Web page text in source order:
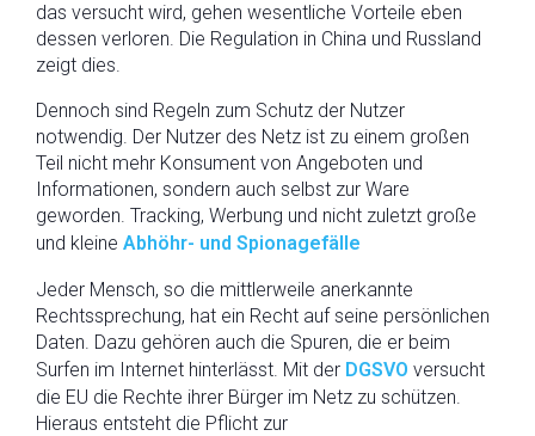
das versucht wird, gehen wesentliche Vorteile eben
dessen verloren. Die Regulation in China und Russland
zeigt dies.
Dennoch sind Regeln zum Schutz der Nutzer
notwendig. Der Nutzer des Netz ist zu einem großen
Teil nicht mehr Konsument von Angeboten und
Informationen, sondern auch selbst zur Ware
geworden. Tracking, Werbung und nicht zuletzt große
und kleine Abhöhr- und Spionagefälle
Jeder Mensch, so die mittlerweile anerkannte
Rechtssprechung, hat ein Recht auf seine persönlichen
Daten. Dazu gehören auch die Spuren, die er beim
Surfen im Internet hinterlässt. Mit der DGSVO versucht
die EU die Rechte ihrer Bürger im Netz zu schützen.
Hieraus entsteht die Pflicht zur